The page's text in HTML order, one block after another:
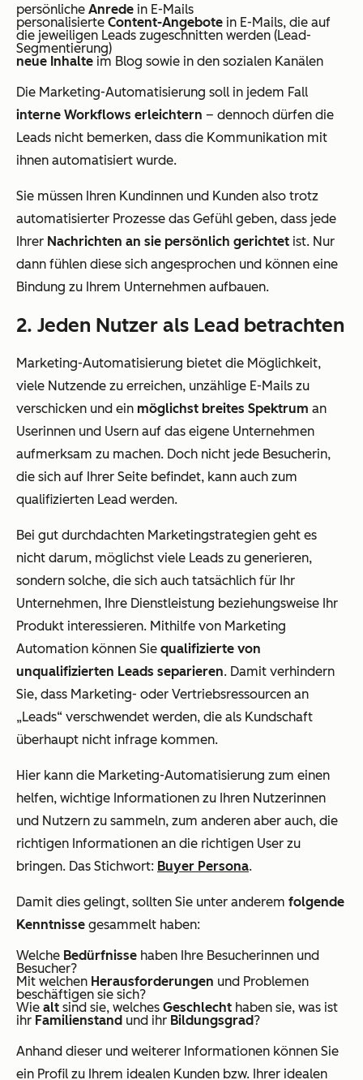
persönliche Anrede in E-Mails
personalisierte Content-Angebote in E-Mails, die auf
die jeweiligen Leads zugeschnitten werden (Lead-
Segmentierung)
neue Inhalte im Blog sowie in den sozialen Kanälen
Die Marketing-Automatisierung soll in jedem Fall
interne Workflows erleichtern – dennoch dürfen die
Leads nicht bemerken, dass die Kommunikation mit
ihnen automatisiert wurde.
Sie müssen Ihren Kundinnen und Kunden also trotz
automatisierter Prozesse das Gefühl geben, dass jede
Ihrer Nachrichten an sie persönlich gerichtet ist. Nur
dann fühlen diese sich angesprochen und können eine
Bindung zu Ihrem Unternehmen aufbauen.
2. Jeden Nutzer als Lead betrachten
Marketing-Automatisierung bietet die Möglichkeit,
viele Nutzende zu erreichen, unzählige E-Mails zu
verschicken und ein möglichst breites Spektrum an
Userinnen und Usern auf das eigene Unternehmen
aufmerksam zu machen. Doch nicht jede Besucherin,
die sich auf Ihrer Seite befindet, kann auch zum
qualifizierten Lead werden.
Bei gut durchdachten Marketingstrategien geht es
nicht darum, möglichst viele Leads zu generieren,
sondern solche, die sich auch tatsächlich für Ihr
Unternehmen, Ihre Dienstleistung beziehungsweise Ihr
Produkt interessieren. Mithilfe von Marketing
Automation können Sie qualifizierte von
unqualifizierten Leads separieren. Damit verhindern
Sie, dass Marketing- oder Vertriebsressourcen an
„Leads“ verschwendet werden, die als Kundschaft
überhaupt nicht infrage kommen.
Hier kann die Marketing-Automatisierung zum einen
helfen, wichtige Informationen zu Ihren Nutzerinnen
und Nutzern zu sammeln, zum anderen aber auch, die
richtigen Informationen an die richtigen User zu
bringen. Das Stichwort: Buyer Persona.
Damit dies gelingt, sollten Sie unter anderem folgende
Kenntnisse gesammelt haben:
Welche Bedürfnisse haben Ihre Besucherinnen und
Besucher?
Mit welchen Herausforderungen und Problemen
beschäftigen sie sich?
Wie alt sind sie, welches Geschlecht haben sie, was ist
ihr Familienstand und ihr Bildungsgrad?
Anhand dieser und weiterer Informationen können Sie
ein Profil zu Ihrem idealen Kunden bzw. Ihrer idealen